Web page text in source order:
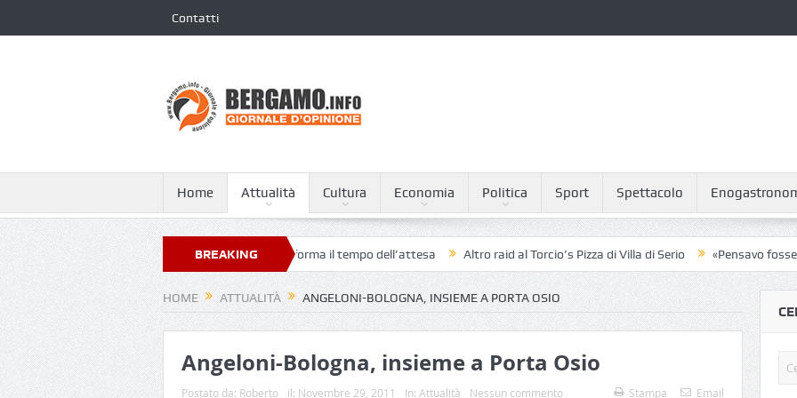
Contatti
Home Attualità Cultura Economia Politica Sport Spettacolo
BREAKING
NEWS
Airport, l’arte contemporanea trasforma il tempo dell’attesa Altro raid al Torcio’s Pizza di Villa di Serio «Pensavo fosse un
HOME ATTUALITÀ ANGELONI-BOLOGNA, INSIEME A PORTA OSIO
Angeloni-Bologna, insieme a Porta Osio
Postato da: Roberto il: Novembre 29, 2011 In: Attualità Nessun commento Stampa Email